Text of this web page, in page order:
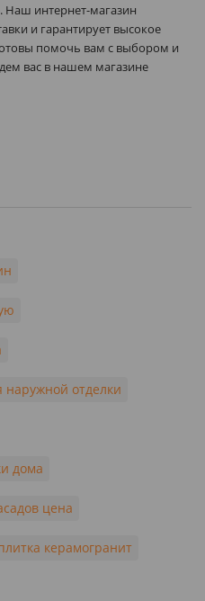
интернет-магазин
и гарантирует высокое
помочь вам с выбором и
вас в нашем магазине
наружной отделки
дома
цена
керамогранит